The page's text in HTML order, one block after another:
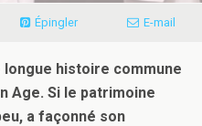
Épingler E-mail
histoire commune
Age. Si le patrimoine
a façonné son